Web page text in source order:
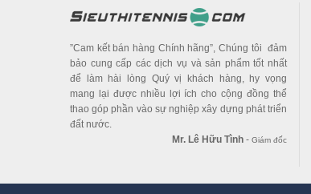
”Cam kết bán hàng Chính hãng”, Chúng tôi đảm
bảo cung cấp các dịch vụ và sản phẩm tốt nhất
để làm hài lòng Quý vị khách hàng, hy vọng
mang lại được nhiều lợi ích cho cộng đồng thể
thao góp phần vào sự nghiệp xây dựng phát triển
đất nước.
Mr. Lê Hữu Tình - Giám đốc